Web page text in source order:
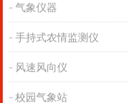
气象仪器
手持式农情监测仪
风速风向仪
校园气象站